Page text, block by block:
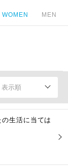
WOMEN MEN
表示順
生活に当ては